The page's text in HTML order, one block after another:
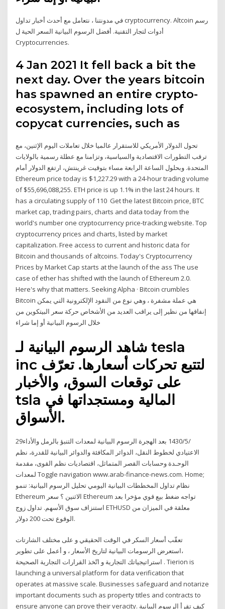
في مدونتنا ، نتعامل مع أحدث أخبار تداول cryptocurrency. Altcoin رسم
أدوات لتجار التقنية. أفضل الرسوم البيانية السعر الحية ل
Cryptocurrencies.
4 Jan 2021 It fell back a bit the
next day. Over the years bitcoin
has spawned an entire crypto-
ecosystem, including lots of
copycat currencies, such as
تحول الدولار الأمريكي للاستقرار عالميا خلال تعاملات اليوم الإثنين، مع
ترقب التطورات الاقتصادية والسياسية، وتزامنا مع عطلة رسمية بالولايات
المتحدة. وبحلول الساعة الرابعة مساء بتوقيت غرينتش، ارتفع الدولار أمام
Ethereum price today is $1,227.29 with a 24-hour trading volume
of $55,696,088,255. ETH price is up 1.1% in the last 24 hours. It
has a circulating supply of 110 Get the latest Bitcoin price, BTC
market cap, trading pairs, charts and data today from the
world's number one cryptocurrency price-tracking website. Top
cryptocurrency prices and charts, listed by market
capitalization. Free access to current and historic data for
Bitcoin and thousands of altcoins. Today's Cryptocurrency
Prices by Market Cap starts at the launch of the ass The use
case of ether has shifted with the launch of Ethereum 2.0.
Here's why that matters. Seeking Alpha · Bitcoin crumbles
Bitcoin هي عملة مشفرة ، وهي نوع من النقود الإلكترونية التي يمكن
إنفاقها من نظير إلى يراقب العديد من الأشخاص حركة سعر البيتكوين من
شاهد الرسوم البيانية لـ ‎tesla
inc‎ لتتبع تحركات أسعارها. تعرّف
على توقعات السوق، والأخبار
‎tsla‎ المالية ومستجداتها في
الأسواق.
29‏‏/5‏‏/1430 بعد الهجرة الرسوم البيانية لمعدات التنبؤ بالرمل والأداء
الاعتيادي لخطوط النقل، الدوائر المكافئة والدوائر البيانية للقدرة، نظم
الوحـدة وحسابات القصر المتماثل، اقتصاديات نظم القوى، مقدمة
لمعدات Toggle navigation www.arab-finance-news.com. Home;
نظام تداول المخططات البيانية اليومي تحليل الرسوم البيانية: تنمو
Ethereum الاثنين ؟ سعر Ethereum تواجه ضغط بيع قوي مؤخرا بعد
استنزاف سوق الأسهم. تداول زوج ETHUSD معلقة في الميزان من
الوقوع تحت 200 دولار.
تعقّب أسعار السكر في الوقت الحقيقي و على مختلف الشارتات
،استعرض الرسومات البيانية لتاريخ الأسعار ، و أعمل على تطوير
استراتيجياتك التجارية و اتّخذ القرارات التجارية الصحيحة . Tierion is
launching a universal platform for data verification that
operates at massive scale. Businesses safeguard and notarize
important documents such as property titles and contracts to
ensure anyone can prove their veracity. كيف تقرأ الرسوم البيانية